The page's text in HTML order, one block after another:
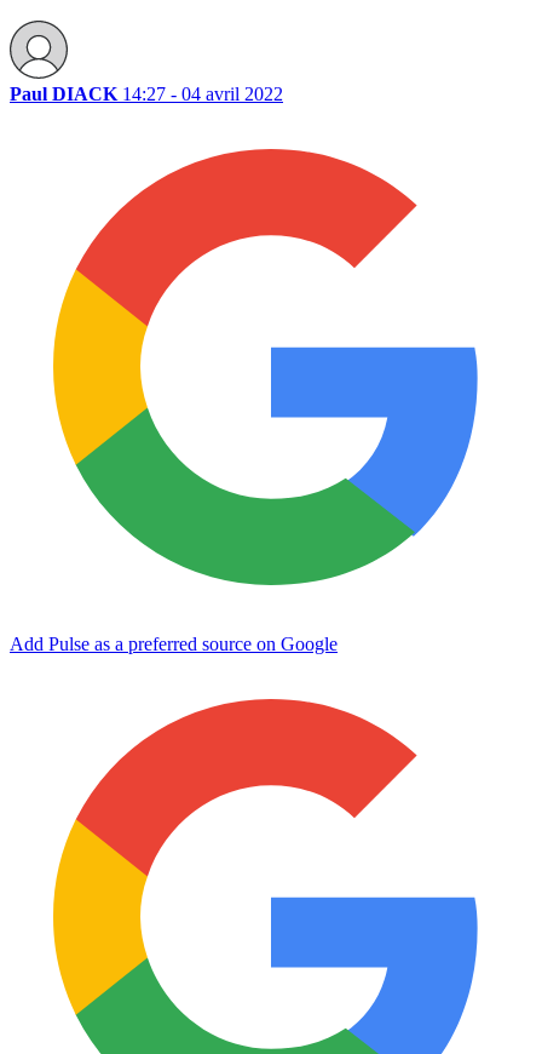
Paul DIACK 14:27 - 04 avril 2022
Add Pulse as a preferred source on Google